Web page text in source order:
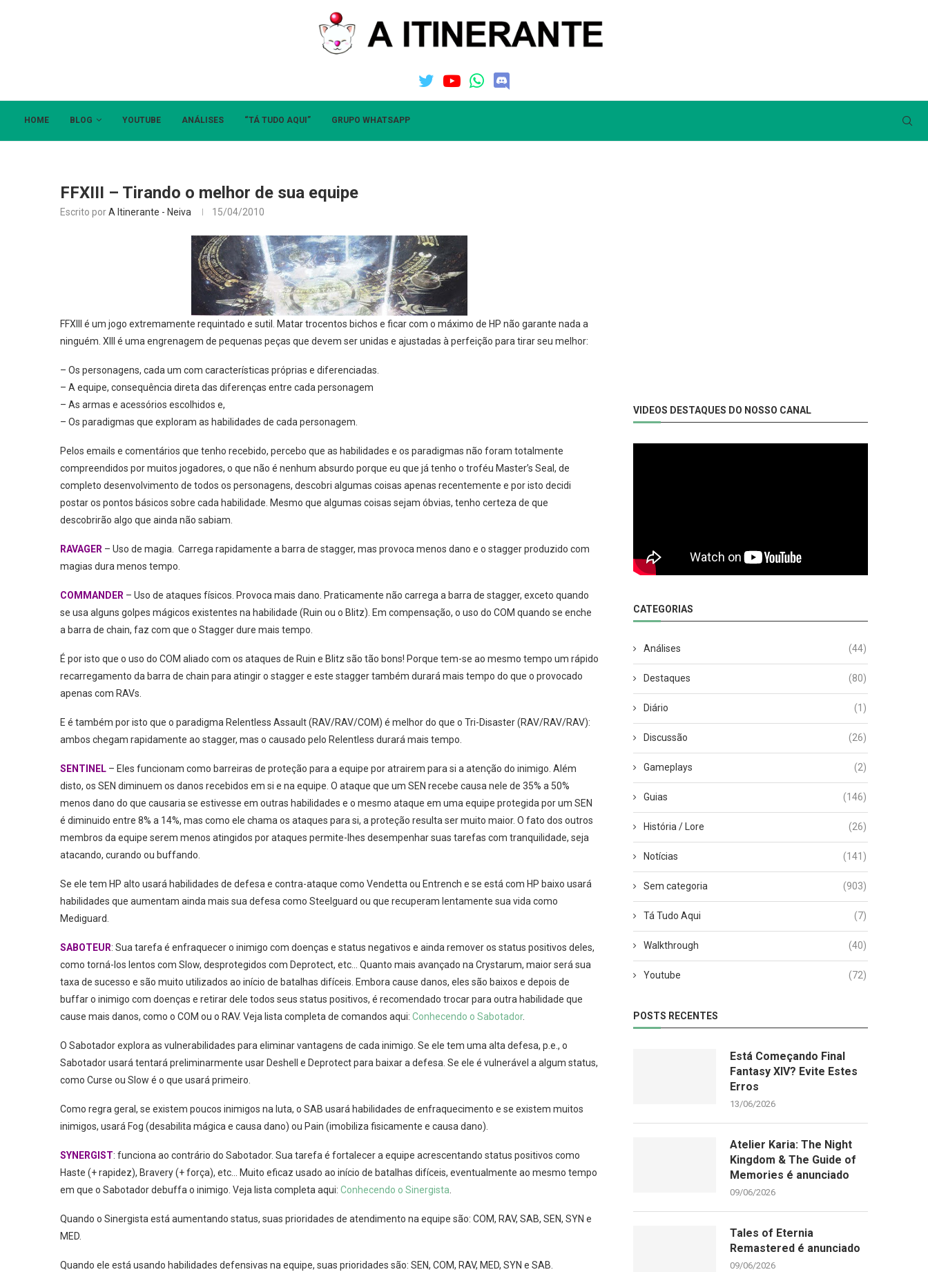
HOME BLOG YOUTUBE ANÁLISES “TÁ TUDO AQUI” GRUPO WHATSAPP
FFXIII – Tirando o melhor de sua equipe
Escrito porA Itinerante - Neiva 15/04/2010
FFXIII é um jogo extremamente requintado e sutil. Matar trocentos bichos e ficar com o máximo de HP não garante nada a
ninguém. XIII é uma engrenagem de pequenas peças que devem ser unidas e ajustadas à perfeição para tirar seu melhor:
– Os personagens, cada um com características próprias e diferenciadas.
– A equipe, consequência direta das diferenças entre cada personagem
– As armas e acessórios escolhidos e,
– Os paradigmas que exploram as habilidades de cada personagem.
Pelos emails e comentários que tenho recebido, percebo que as habilidades e os paradigmas não foram totalmente
compreendidos por muitos jogadores, o que não é nenhum absurdo porque eu que já tenho o troféu Master’s Seal, de
completo desenvolvimento de todos os personagens, descobri algumas coisas apenas recentemente e por isto decidi
postar os pontos básicos sobre cada habilidade. Mesmo que algumas coisas sejam óbvias, tenho certeza de que
descobrirão algo que ainda não sabiam.
RAVAGER – Uso de magia. Carrega rapidamente a barra de stagger, mas provoca menos dano e o stagger produzido com
magias dura menos tempo.
COMMANDER – Uso de ataques físicos. Provoca mais dano. Praticamente não carrega a barra de stagger, exceto quando
se usa alguns golpes mágicos existentes na habilidade (Ruin ou o Blitz). Em compensação, o uso do COM quando se enche
a barra de chain, faz com que o Stagger dure mais tempo.
É por isto que o uso do COM aliado com os ataques de Ruin e Blitz são tão bons! Porque tem-se ao mesmo tempo um rápido
recarregamento da barra de chain para atingir o stagger e este stagger também durará mais tempo do que o provocado
apenas com RAVs.
E é também por isto que o paradigma Relentless Assault (RAV/RAV/COM) é melhor do que o Tri-Disaster (RAV/RAV/RAV):
ambos chegam rapidamente ao stagger, mas o causado pelo Relentless durará mais tempo.
SENTINEL – Eles funcionam como barreiras de proteção para a equipe por atrairem para si a atenção do inimigo. Além
disto, os SEN diminuem os danos recebidos em si e na equipe. O ataque que um SEN recebe causa nele de 35% a 50%
menos dano do que causaria se estivesse em outras habilidades e o mesmo ataque em uma equipe protegida por um SEN
é diminuido entre 8% a 14%, mas como ele chama os ataques para si, a proteção resulta ser muito maior. O fato dos outros
membros da equipe serem menos atingidos por ataques permite-lhes desempenhar suas tarefas com tranquilidade, seja
atacando, curando ou buffando.
Se ele tem HP alto usará habilidades de defesa e contra-ataque como Vendetta ou Entrench e se está com HP baixo usará
habilidades que aumentam ainda mais sua defesa como Steelguard ou que recuperam lentamente sua vida como
Mediguard.
SABOTEUR: Sua tarefa é enfraquecer o inimigo com doenças e status negativos e ainda remover os status positivos deles,
como torná-los lentos com Slow, desprotegidos com Deprotect, etc… Quanto mais avançado na Crystarum, maior será sua
taxa de sucesso e são muito utilizados ao início de batalhas difíceis. Embora cause danos, eles são baixos e depois de
buffar o inimigo com doenças e retirar dele todos seus status positivos, é recomendado trocar para outra habilidade que
cause mais danos, como o COM ou o RAV. Veja lista completa de comandos aqui: Conhecendo o Sabotador.
O Sabotador explora as vulnerabilidades para eliminar vantagens de cada inimigo. Se ele tem uma alta defesa, p.e., o
Sabotador usará tentará preliminarmente usar Deshell e Deprotect para baixar a defesa. Se ele é vulnerável a algum status,
como Curse ou Slow é o que usará primeiro.
Como regra geral, se existem poucos inimigos na luta, o SAB usará habilidades de enfraquecimento e se existem muitos
inimigos, usará Fog (desabilita mágica e causa dano) ou Pain (imobiliza fisicamente e causa dano).
SYNERGIST: funciona ao contrário do Sabotador. Sua tarefa é fortalecer a equipe acrescentando status positivos como
Haste (+ rapidez), Bravery (+ força), etc… Muito eficaz usado ao início de batalhas difíceis, eventualmente ao mesmo tempo
em que o Sabotador debuffa o inimigo. Veja lista completa aqui: Conhecendo o Sinergista
Quando o Sinergista está aumentando status, suas prioridades de atendimento na equipe são: COM, RAV, SAB, SEN, SYN e
MED.
Quando ele está usando habilidades defensivas na equipe, suas prioridades são: SEN, COM, RAV, MED, SYN e SAB.
VIDEOS DESTAQUES DO NOSSO CANAL
CATEGORIAS
Análises (44)
Destaques (80)
Diário (1)
Discussão (26)
Gameplays (2)
Guias (146)
História / Lore (26)
Notícias (141)
Sem categoria (903)
Tá Tudo Aqui (7)
Walkthrough (40)
Youtube (72)
POSTS RECENTES
Está Começando Final
Fantasy XIV? Evite Estes
Erros
13/06/2026
Atelier Karia: The Night
Kingdom & The Guide of
Memories é anunciado
09/06/2026
Tales of Eternia
Remastered é anunciado
09/06/2026